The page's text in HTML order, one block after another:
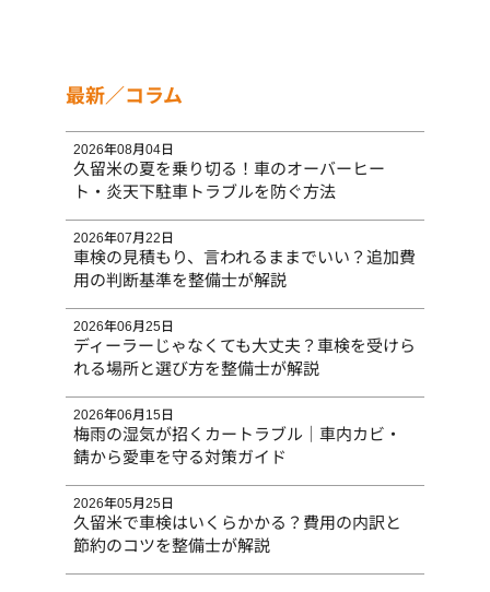
最新／コラム
久留米の夏を乗り切る！車のオーバーヒー
ト・炎天下駐車トラブルを防ぐ方法
2026年08月04日
車検の見積もり、言われるままでいい？追加費
用の判断基準を整備士が解説
2026年07月22日
ディーラーじゃなくても大丈夫？車検を受けら
れる場所と選び方を整備士が解説
2026年06月25日
梅雨の湿気が招くカートラブル｜車内カビ・
錆から愛車を守る対策ガイド
2026年06月15日
久留米で車検はいくらかかる？費用の内訳と
節約のコツを整備士が解説
2026年05月25日